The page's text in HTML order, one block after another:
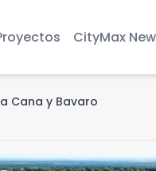
CityMax
Cana y Bavaro